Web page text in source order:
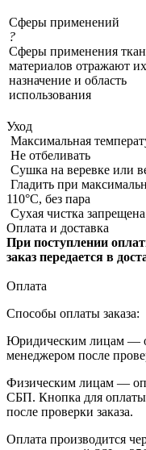
Сферы применений
?
Сферы применения
материалов отражают их
назначение и область
использования
Уход
Максимальная
Не отбеливать
Сушка на веревке или
Гладить при
110°C, без пара
Сухая чистка запрещена
Оплата и доставка
При поступлении
заказ передается в
Оплата
Способы оплаты заказа:
Юридическим лицам —
менеджером после
Физическим лицам —
СБП. Кнопка для оплаты
после проверки заказа.
Оплата производится